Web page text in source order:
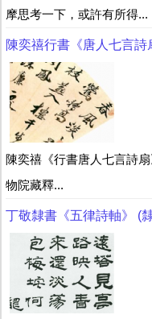
摩思考一下，或許有所得...
陳奕禧行書《唐人七言詩
陳奕禧《行書唐人七言詩
物院藏釋...
丁敬隸書《五律詩軸》 (